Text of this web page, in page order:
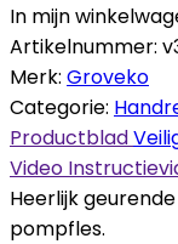
In mijn
Artikelnummer:
Merk: Groveko
Categorie:
Productblad
Video
Heerlijk
pompfles.